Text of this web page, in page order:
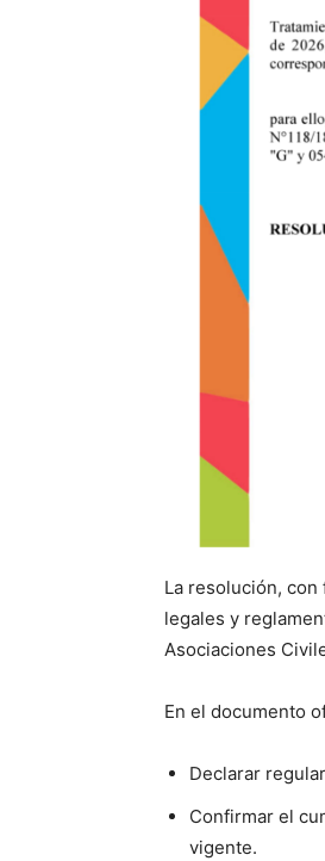
La resolución, con
legales y
Asociaciones
En el documento
Declarar
Confirmar el
vigente.